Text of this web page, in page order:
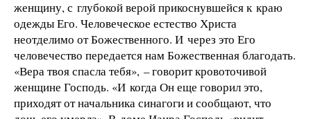
женщину, с глубокой верой прикоснувшейся к краю
одежды Его. Человеческое естество Христа
неотделимо от Божественного. И через это Его
человечество передается нам Божественная благодать.
«Вера твоя спасла тебя», – говорит кровоточивой
женщине Господь. «И когда Он еще говорил это,
приходят от начальника синагоги и сообщают, что